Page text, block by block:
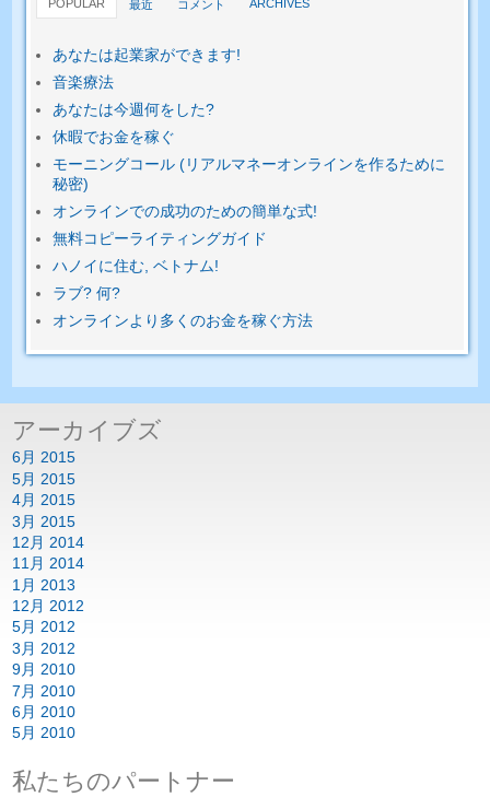
POPULAR 最近 コメント ARCHIVES
あなたは起業家ができます!
音楽療法
あなたは今週何をした?
休暇でお金を稼ぐ
モーニングコール (リアルマネーオンラインを作るために
秘密)
オンラインでの成功のための簡単​​な式!
無料コピーライティングガイド
ハノイに住む, ベトナム!
ラブ? 何?
オンラインより多くのお金を稼ぐ方法
アーカイブズ
6月 2015
5月 2015
4月 2015
3月 2015
12月 2014
11月 2014
1月 2013
12月 2012
5月 2012
3月 2012
9月 2010
7月 2010
6月 2010
5月 2010
私たちのパートナー